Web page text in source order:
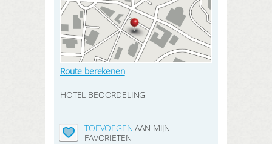
Route berekenen
HOTEL BEOORDELING
TOEVOEGEN AAN MIJN
FAVORIETEN